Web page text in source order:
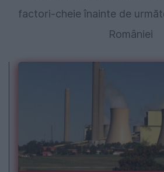
factori-cheie înainte de
României